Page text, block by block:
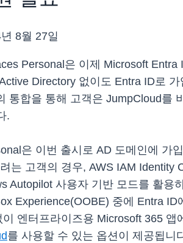
8월 27일
Personal은 이제 Microsoft
Directory 없이도 Entra ID로
통합을 통해 고객은 JumpCloud를
.
은 이번 출시로 AD 도메인에 가
는 고객의 경우, AWS IAM
Autopilot 사용자 기반 모드를 활
Experience(OOBE) 중에 Entra
엔터프라이즈용 Microsoft 365
를 사용할 수 있는 옵션이 제공됩니